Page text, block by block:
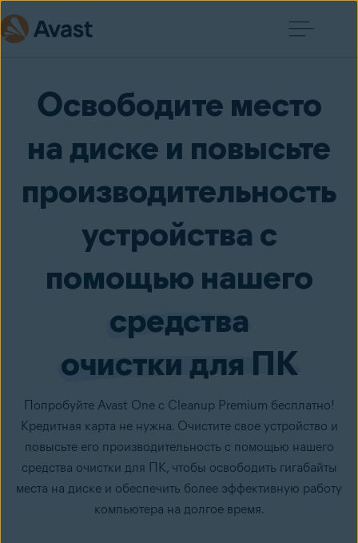
Освободите место
на диске и повысьте
производительность
устройства с
помощью нашего
средства
очистки для ПК
Попробуйте Avast One с Cleanup Premium бесплатно!
Кредитная карта не нужна. Очистите свое устройство и
повысьте его производительность с помощью нашего
средства очистки для ПК, чтобы освободить гигабайты
места на диске и обеспечить более эффективную работу
компьютера на долгое время.